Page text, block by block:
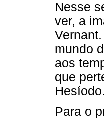
Nesse
ver, a
mundo
aos
que
Hesíodo.
Para o